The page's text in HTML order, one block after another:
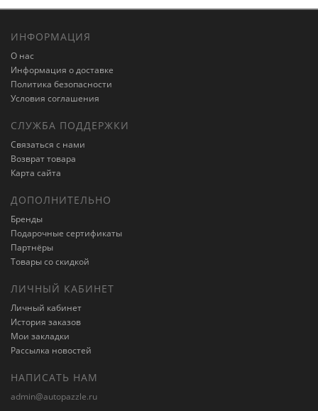
ИНФОРМАЦИЯ
О нас
Информация о доставке
Политика безопасности
Условия соглашения
СЛУЖБА ПОДДЕРЖКИ
Связаться с нами
Возврат товара
Карта сайта
ДОПОЛНИТЕЛЬНО
Бренды
Подарочные сертификаты
Партнёры
Товары со скидкой
ЛИЧНЫЙ КАБИНЕТ
Личный кабинет
История заказов
Мои закладки
Рассылка новостей
НАПИСАТЬ НАМ
admin@autopazzle.ru